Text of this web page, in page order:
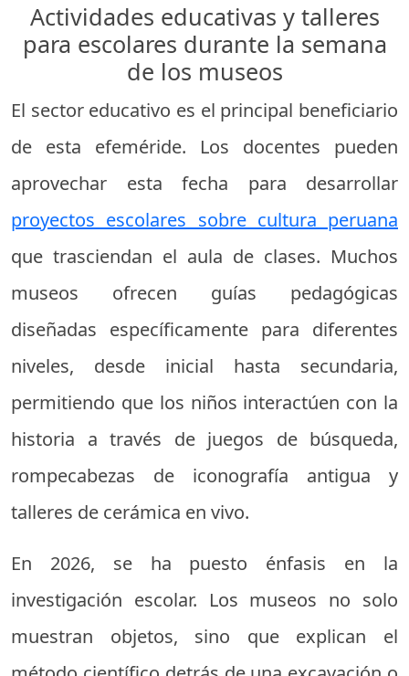
Actividades educativas y talleres
para escolares durante la semana
de los museos
El sector educativo es el principal beneficiario
de esta efeméride. Los docentes pueden
aprovechar esta fecha para desarrollar
proyectos escolares sobre cultura peruana
que trasciendan el aula de clases. Muchos
museos ofrecen guías pedagógicas
diseñadas específicamente para diferentes
niveles, desde inicial hasta secundaria,
permitiendo que los niños interactúen con la
historia a través de juegos de búsqueda,
rompecabezas de iconografía antigua y
talleres de cerámica en vivo.
En 2026, se ha puesto énfasis en la
investigación escolar. Los museos no solo
muestran objetos, sino que explican el